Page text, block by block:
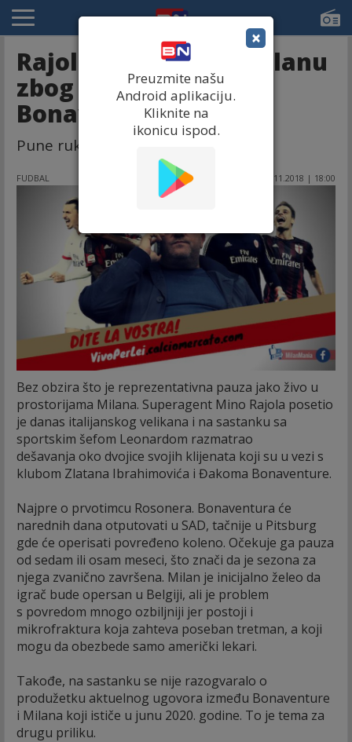
Rajola sastančio u Milanu
zbog Zlatana i
Bonaventure!
Pune ruke posla za Leonarda. . .
FUDBAL 21.11.2018 | 18:00
Bez obzira što je reprezentativna pauza jako živo u
prostorijama Milana. Superagent Mino Rajola posetio
je danas italijanskog velikana i na sastanku sa
sportskim šefom Leonardom razmatrao
dešavanja oko dvojice svojih klijenata koji su u vezi s
klubom Zlatana Ibrahimovića i Đakoma Bonaventure.
Najpre o prvotimcu Rosonera. Bonaventura će
narednih dana otputovati u SAD, tačnije u Pitsburg
gde će operisati povređeno koleno. Očekuje ga pauza
od sedam ili osam meseci, što znači da je sezona za
njega zvanično završena. Milan je inicijalno želeo da
igrač bude opersan u Belgiji, ali je problem
s povredom mnogo ozbiljniji jer postoji i
mikrofraktura koja zahteva poseban tretman, a koji
mogu da obezbede samo američki lekari.
Takođe, na sastanku se nije razogvaralo o
produžetku aktuelnog ugovora između Bonaventure
i Milana koji ističe u junu 2020. godine. To je tema za
drugu priliku.
×
Preuzmite našu
Android aplikaciju.
Kliknite na
ikonicu ispod.